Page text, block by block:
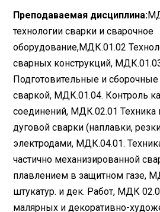
Преподаваемая дисциплина:
технологии сварки и сварочное
оборудование,МДК.01.02
сварных конструкций,
Подготовительные и
сваркой, МДК.01.04. Контроль
соединений, МДК.02.01 Техника
дуговой сварки (наплавки,
электродами, МДК.04.01.
частично механизированной
плавлением в защитном газе,
штукатур. и дек. Работ, МДК
малярных и декоративно-